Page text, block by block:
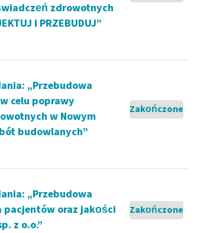
zdrowotnych
I PRZEBUDUJ”
„Przebudowa
celu poprawy
w Nowym
budowlanych”
Zakończone
„Przebudowa
pacjentów oraz jakości
z o.o.”
Zakończone